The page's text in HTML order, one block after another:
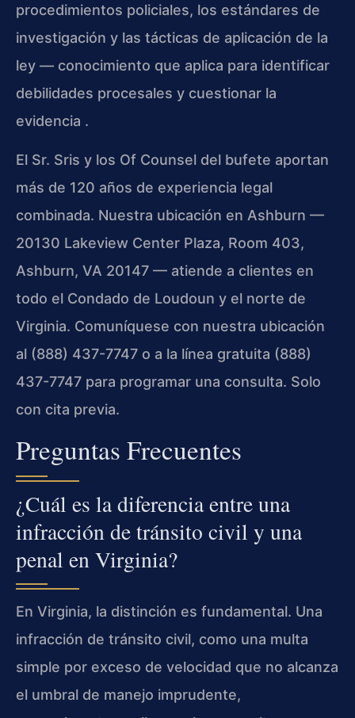
procedimientos policiales, los estándares de
investigación y las tácticas de aplicación de la
ley — conocimiento que aplica para identificar
debilidades procesales y cuestionar la
evidencia .
El Sr. Sris y los Of Counsel del bufete aportan
más de 120 años de experiencia legal
combinada. Nuestra ubicación en Ashburn —
20130 Lakeview Center Plaza, Room 403,
Ashburn, VA 20147 — atiende a clientes en
todo el Condado de Loudoun y el norte de
Virginia. Comuníquese con nuestra ubicación
al (888) 437-7747 o a la línea gratuita (888)
437-7747 para programar una consulta. Solo
con cita previa.
Preguntas Frecuentes
¿Cuál es la diferencia entre una
infracción de tránsito civil y una
penal en Virginia?
En Virginia, la distinción es fundamental. Una
infracción de tránsito civil, como una multa
simple por exceso de velocidad que no alcanza
el umbral de manejo imprudente,